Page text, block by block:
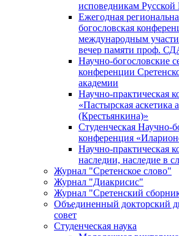
исповедникам Русской
Ежегодная
богословская
международным
вечер памяти проф.
Научно-богословские
конференции
академии
Научно-практическая
«Пастырская аскетика
(Крестьянкина)»
Студенческая Научно-
конференция
Научно-практическая
наследии, наследие в
Журнал "Сретенское слово"
Журнал "Диакрисис"
Журнал "Сретенский
Объединенный докторский
совет
Студенческая наука